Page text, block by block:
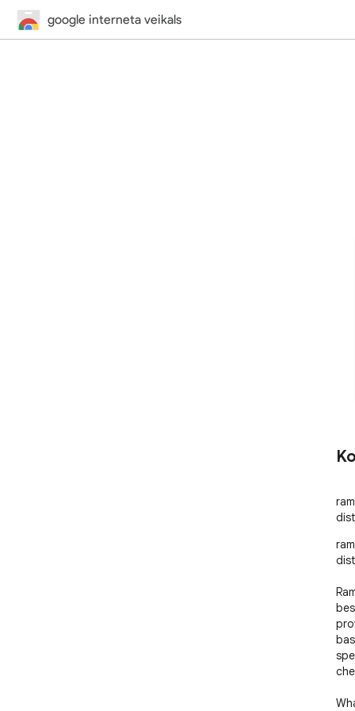
google interneta veikals